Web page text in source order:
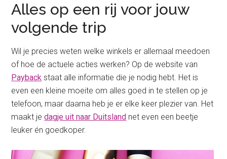
Alles op een rij voor jouw
volgende trip
Wil je precies weten welke winkels er allemaal meedoen
of hoe de actuele acties werken? Op de website van
Payback staat alle informatie die je nodig hebt. Het is
even een kleine moeite om alles goed in te stellen op je
telefoon, maar daarna heb je er elke keer plezier van. Het
maakt jedagje uit naar Duitsland net even een beetje
leuker én goedkoper.